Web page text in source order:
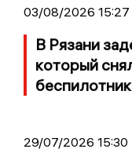
03/08/2026 15:27
В Рязани
который
29/07/2026 15:30